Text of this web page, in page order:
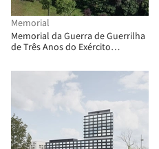
Memorial
Memorial da Guerra de Guerrilha
de Três Anos do Exército
Institute of Shanghai
Architectural Design & Research